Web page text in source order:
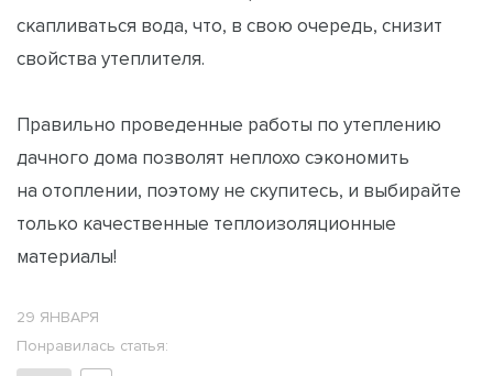
скапливаться вода, что, в свою очередь, снизит
свойства утеплителя.
Правильно проведенные работы по утеплению
дачного дома позволят неплохо сэкономить
на отоплении, поэтому не скупитесь, и выбирайте
только качественные теплоизоляционные
материалы!
29 ЯНВАРЯ
Понравилась статья: